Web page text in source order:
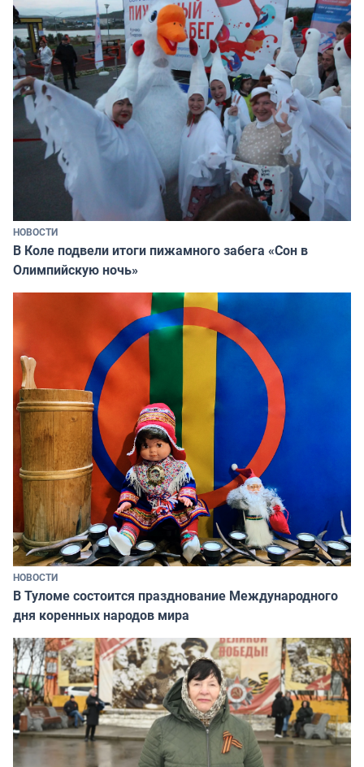
НОВОСТИ
В Коле подвели итоги пижамного забега «Сон в
Олимпийскую ночь»
НОВОСТИ
В Туломе состоится празднование Международного
дня коренных народов мира